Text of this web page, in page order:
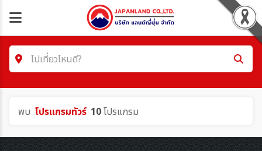
ไปเที่ยวไหนดี?
พบ โปรแกรมทัวร์ 10โปรแกรม